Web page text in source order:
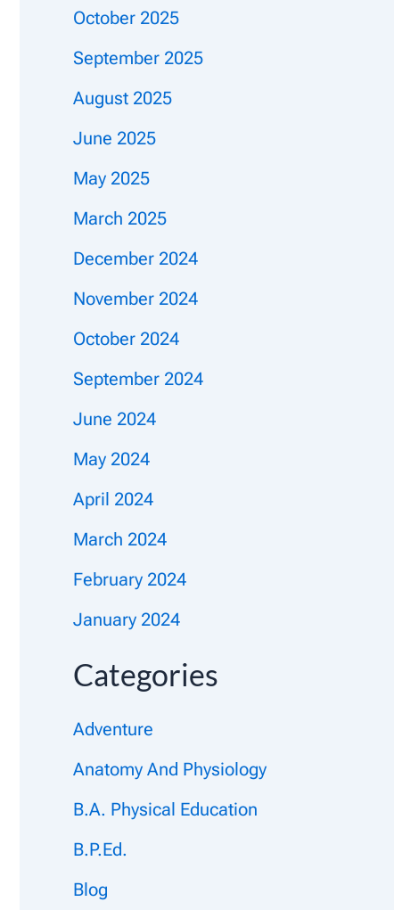
October 2025
September 2025
August 2025
June 2025
May 2025
March 2025
December 2024
November 2024
October 2024
September 2024
June 2024
May 2024
April 2024
March 2024
February 2024
January 2024
Categories
Adventure
Anatomy And Physiology
B.A. Physical Education
B.P.Ed.
Blog